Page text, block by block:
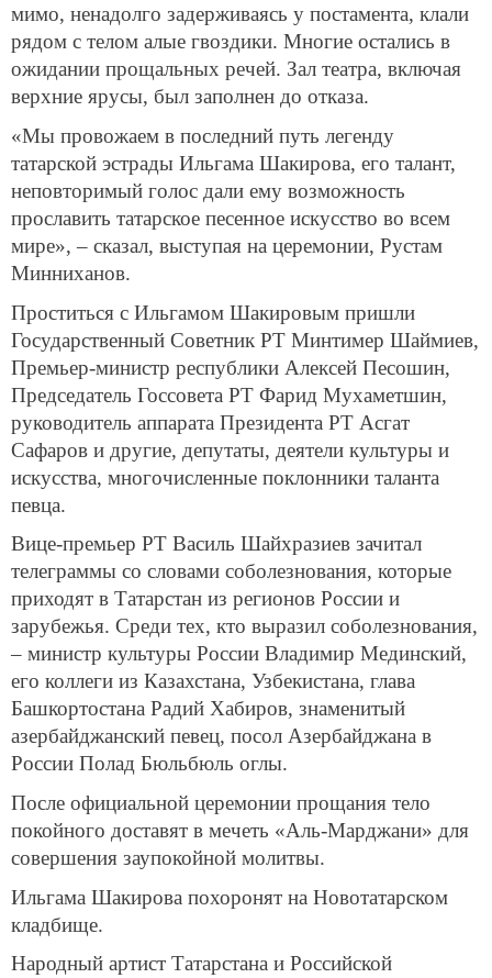
мимо, ненадолго задерживаясь у постамента, клали
рядом с телом алые гвоздики. Многие остались в
ожидании прощальных речей. Зал театра, включая
верхние ярусы, был заполнен до отказа.
«Мы провожаем в последний путь легенду
татарской эстрады Ильгама Шакирова, его талант,
неповторимый голос дали ему возможность
прославить татарское песенное искусство во всем
мире», – сказал, выступая на церемонии, Рустам
Минниханов.
Проститься с Ильгамом Шакировым пришли
Государственный Советник РТ Минтимер Шаймиев,
Премьер-министр республики Алексей Песошин,
Председатель Госсовета РТ Фарид Мухаметшин,
руководитель аппарата Президента РТ Асгат
Сафаров и другие, депутаты, деятели культуры и
искусства, многочисленные поклонники таланта
певца.
Вице-премьер РТ Василь Шайхразиев зачитал
телеграммы со словами соболезнования, которые
приходят в Татарстан из регионов России и
зарубежья. Среди тех, кто выразил соболезнования,
– министр культуры России Владимир Мединский,
его коллеги из Казахстана, Узбекистана, глава
Башкортостана Радий Хабиров, знаменитый
азербайджанский певец, посол Азербайджана в
России Полад Бюльбюль оглы.
После официальной церемонии прощания тело
покойного доставят в мечеть «Аль-Марджани» для
совершения заупокойной молитвы.
Ильгама Шакирова похоронят на Новотатарском
кладбище.
Народный артист Татарстана и Российской